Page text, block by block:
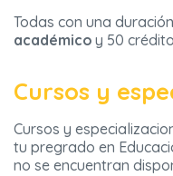
Todas con una
académico y 50
Cursos y
Cursos y
tu pregrado en
no se encuentran